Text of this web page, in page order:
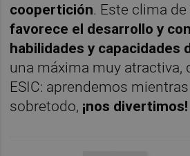
coopertición. Este clima
favorece el desarrollo y
habilidades y capacidades
una máxima muy atractiva,
ESIC: aprendemos
sobretodo, ¡nos divertimos!